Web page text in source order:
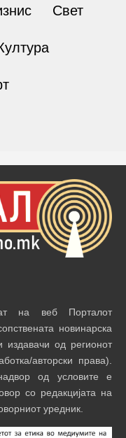
Свет
на веб Порталот
новинарска
од регионот
авторски права).
од условите е
со редакцијата на
уредник.